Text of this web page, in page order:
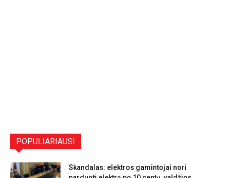
POPULIARIAUSI
Skandalas: elektros gamintojai nori